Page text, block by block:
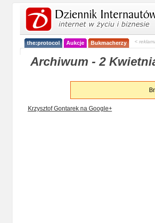
the:protocol Aukcje Bukmacherzy <
Archiwum - 2
Krzysztof Gontarek na Google+